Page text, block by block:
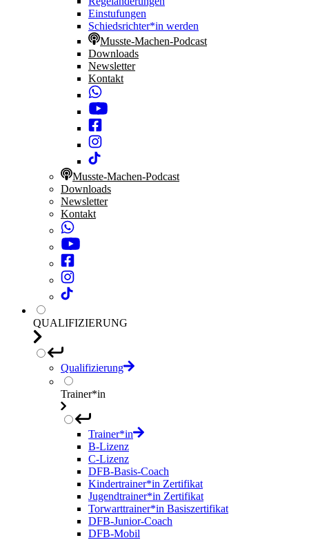
Einstufungen
Schiedsrichter*in werden
Musste-Machen-Podcast
Downloads
Newsletter
Kontakt
Musste-Machen-Podcast
Downloads
Newsletter
Kontakt
QUALIFIZIERUNG
Qualifizierung
Trainer*in
Trainer*in
B-Lizenz
C-Lizenz
DFB-Basis-Coach
Kindertrainer*in Zertifikat
Jugendtrainer*in Zertifikat
Torwarttrainer*in Basiszertifikat
DFB-Junior-Coach
DFB-Mobil